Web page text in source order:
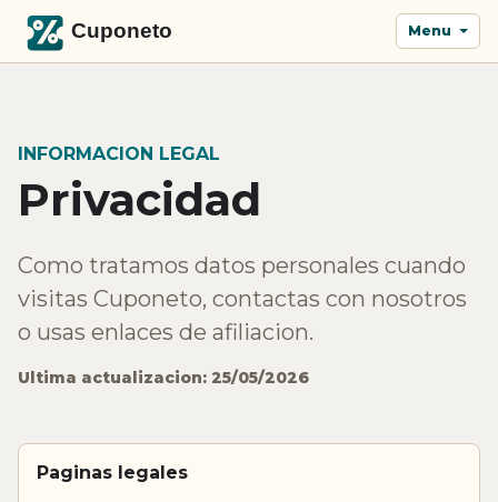
Menu
INFORMACION LEGAL
Privacidad
Como tratamos datos personales cuando
visitas Cuponeto, contactas con nosotros
o usas enlaces de afiliacion.
Ultima actualizacion: 25/05/2026
Paginas legales